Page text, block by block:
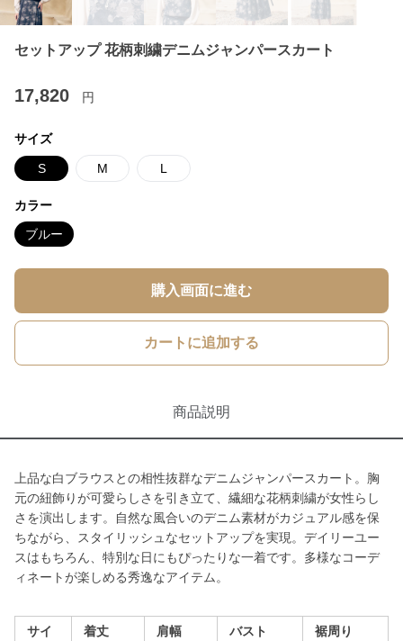
セットアップ 花柄刺繍デニムジャンパースカート
17,820 円
サイズ
S M L
カラー
ブルー
購入画面に進む
カートに追加する
商品説明
上品な白ブラウスとの相性抜群なデニムジャンパースカート。胸
元の紐飾りが可愛らしさを引き立て、繊細な花柄刺繍が女性らし
さを演出します。自然な風合いのデニム素材がカジュアル感を保
ちながら、スタイリッシュなセットアップを実現。デイリーユー
スはもちろん、特別な日にもぴったりな一着です。多様なコーデ
ィネートが楽しめる秀逸なアイテム。
サイ
着丈
肩幅
バスト
裾周り